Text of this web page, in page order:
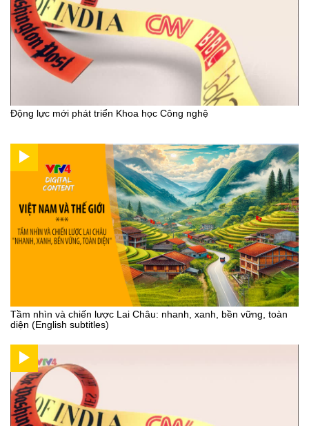
Động lực mới phát triển Khoa học Công nghệ
Tầm nhìn và chiến lược Lai Châu: nhanh, xanh, bền vững, toàn
diện (English subtitles)